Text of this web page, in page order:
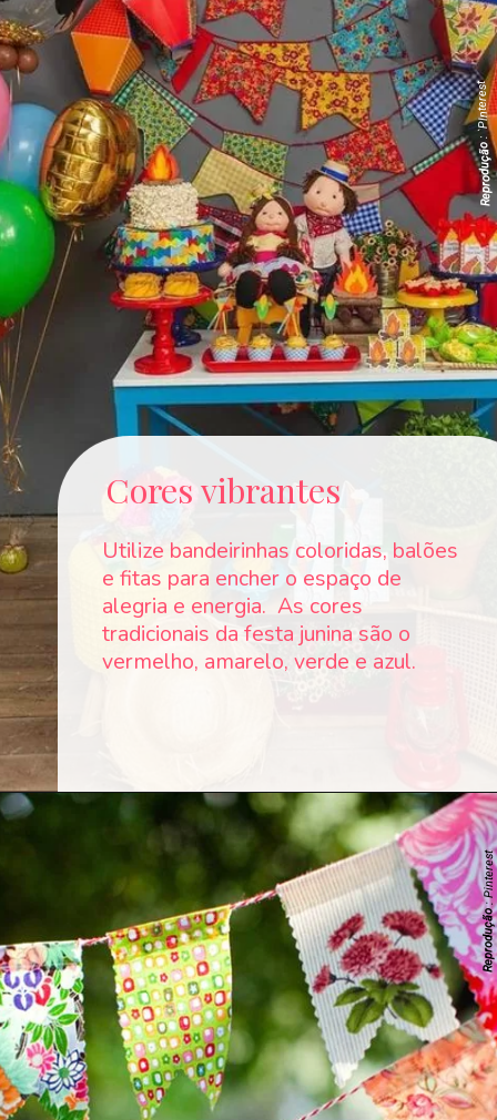
Cores vibrantes
Utilize bandeirinhas coloridas, balões
e fitas para encher o espaço de
alegria e energia. As cores
tradicionais da festa junina são o
vermelho, amarelo, verde e azul.
Reprodução
: `PInterest
Reprodução
: Pinterest